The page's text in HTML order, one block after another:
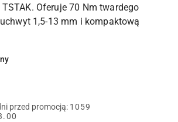
Oferuje 70 Nm twardego
1,5-13 mm i kompaktową
przed promocją: 1059